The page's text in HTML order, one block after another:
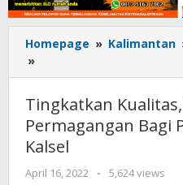
Homepage » Kalimantan
»
Kualitas,
Kementan
Siapkan
Permagangan
Bagi
Milenial
Tingkatkan
Permagangan Bagi
Kalsel
April 16, 2022
oleh
-
5,624 views